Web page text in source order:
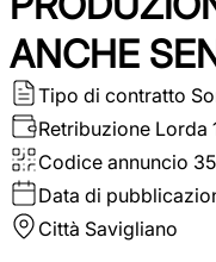
ANCHE
Tipo di contratto
Retribuzione Lorda
Codice annuncio
Data di
Città Savigliano